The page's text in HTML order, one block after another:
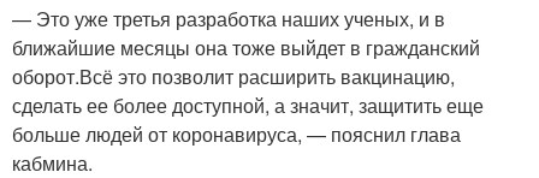
— Это уже третья разработка наших ученых, и в
ближайшие месяцы она тоже выйдет в гражданский
оборот.Всё это позволит расширить вакцинацию,
сделать ее более доступной, а значит, защитить еще
больше людей от коронавируса, — пояснил глава
кабмина.